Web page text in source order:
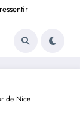
de Nice